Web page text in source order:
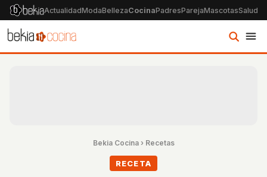
ActualidadModaBellezaCocinaPadresParejaMascotasSalud
Bekia Cocina› Recetas
RECETA